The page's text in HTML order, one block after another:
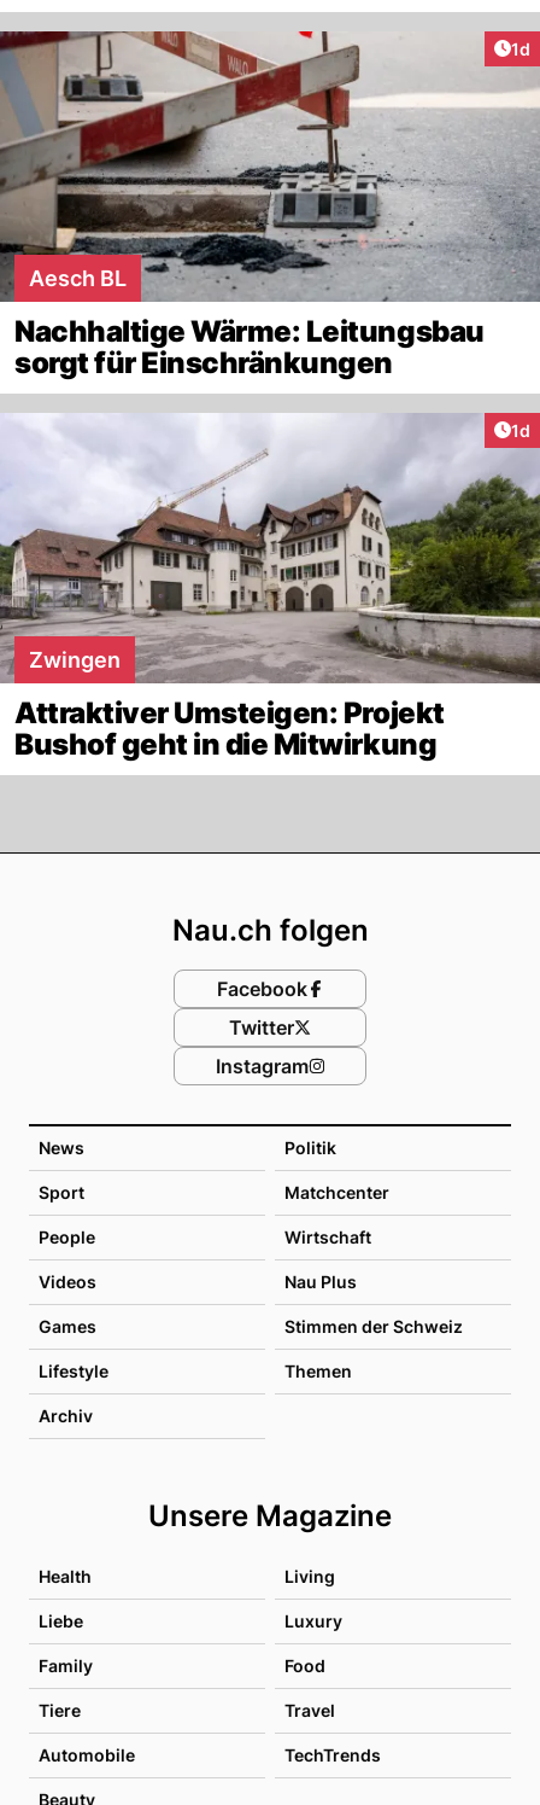
1d
Aesch BL
Nachhaltige Wärme: Leitungsbau
sorgt für Einschränkungen
1d
Zwingen
Attraktiver Umsteigen: Projekt
Bushof geht in die Mitwirkung
News Politik
Sport Matchcenter
People Wirtschaft
Videos Nau Plus
Games Stimmen der Schweiz
Lifestyle Themen
Archiv
Unsere Magazine
Health Living
Liebe Luxury
Family Food
Tiere Travel
Automobile TechTrends
Beauty
Nau.ch folgen
Facebook
Twitter
Instagram